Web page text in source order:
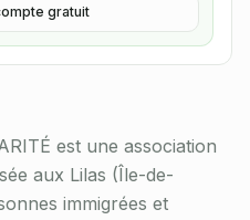
gratuit
est une association
aux Lilas (Île-de-
immigrées et